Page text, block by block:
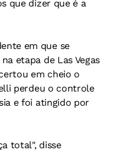
que dizer que é a
em que se
etapa de Las Vegas
em cheio o
perdeu o controle
e foi atingido por
total", disse